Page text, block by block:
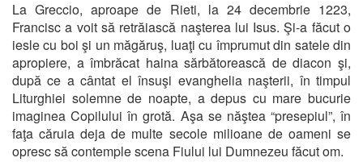
La Greccio, aproape de Rieti, la 24 decembrie 1223,
Francisc a voit să retrăiască naşterea lui Isus. Şi-a făcut o
iesle cu boi şi un măgăruş, luaţi cu împrumut din satele din
apropiere, a îmbrăcat haina sărbătorească de diacon şi,
după ce a cântat el însuşi evanghelia naşterii, în timpul
Liturghiei solemne de noapte, a depus cu mare bucurie
imaginea Copilului în grotă. Aşa se năştea “presepiul”, în
faţa căruia deja de multe secole milioane de oameni se
opresc să contemple scena Fiului lui Dumnezeu făcut om.